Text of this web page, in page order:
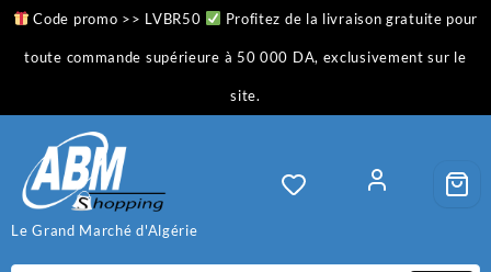
Skip
content
Code promo >> LVBR50 Profitez de la livraison gratuite pour
toute commande supérieure à 50 000 DA, exclusivement sur le
site.
Le Grand Marché d'Algérie